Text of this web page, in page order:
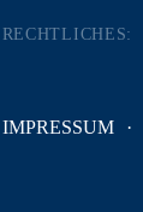
RECHTLICHES:
IMPRESSUM